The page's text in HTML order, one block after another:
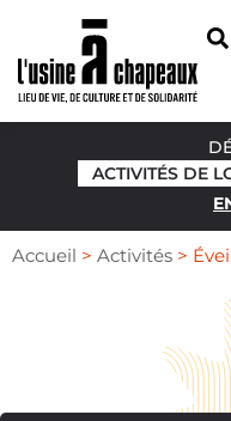
ACTIVITÉS DE
Accueil > Activités >